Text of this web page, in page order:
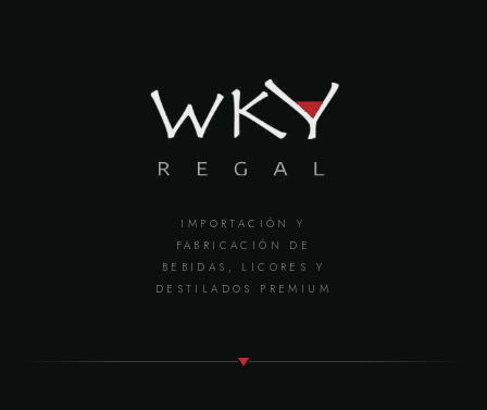
IMPORTACIÓN Y
FABRICACIÓN DE
BEBIDAS, LICORES Y
DESTILADOS PREMIUM